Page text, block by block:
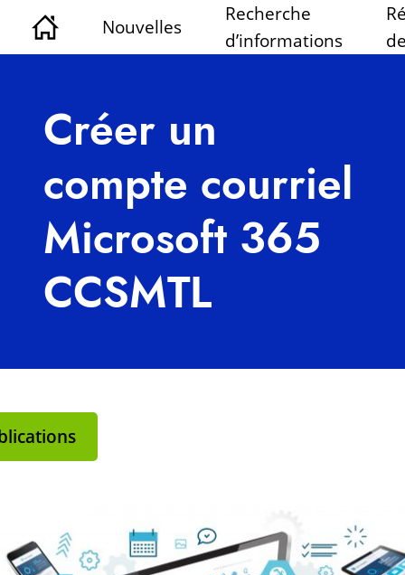
Nouvelles
Recherche
d’informations
Créer un
compte courriel
Microsoft 365
CCSMTL